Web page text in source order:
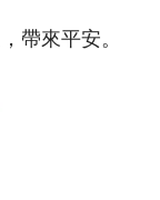
帶來平安。